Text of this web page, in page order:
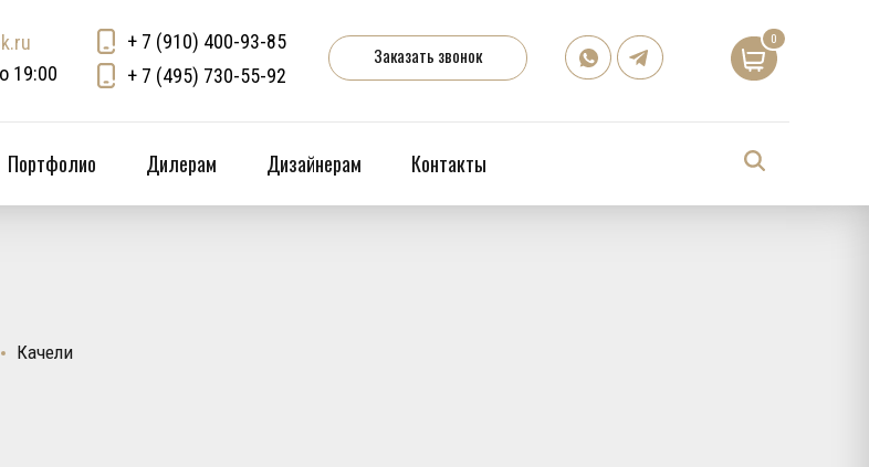
19:00
+ 7 (910) 400-93-85
+ 7 (495) 730-55-92
Заказать звонок
0
Портфолио Дилерам Дизайнерам Контакты
Качели